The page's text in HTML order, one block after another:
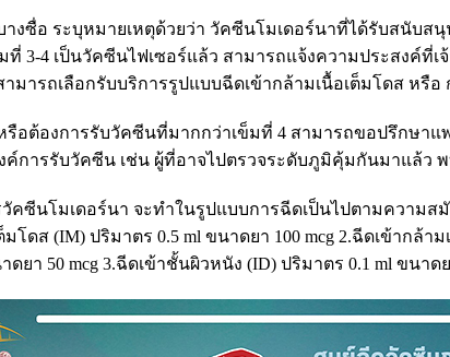
งซื่อ ระบุหมายเหตุด้วยว่า วัคซีนโมเดอร์นาที่ได้รับสนับ
ที่ 3-4 เป็นวัคซีนไฟเซอร์แล้ว สามารถแจ้งความประสงค์ที่
มารถเลือกรับบริการรูปแบบฉีดเข้ากล้ามเนื้อเต็มโดส หรื
รือต้องการรับวัคซีนที่มากกว่าเข็มที่ 4 สามารถขอปรึกษา
ค์การรับวัคซีน เช่น ผู้ที่อาจไปตรวจระดับภูมิคุ้มกันมาแล้ว
คซีนโมเดอร์นา จะทำในรูปแบบการฉีดเป็นไปตามความส
มโดส (IM) ปริมาตร 0.5 ml ขนาดยา 100 mcg 2.ฉีดเข้ากล้า
ดยา 50 mcg 3.ฉีดเข้าชั้นผิวหนัง (ID) ปริมาตร 0.1 ml ขนาดย